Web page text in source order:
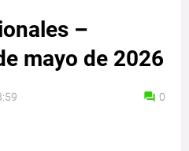
–
mayo de 2026
0